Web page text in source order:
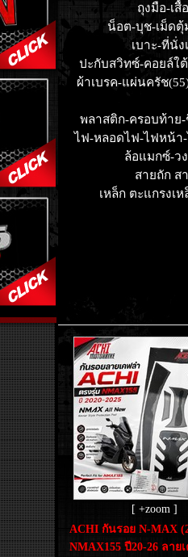
ถุงมือ-เสื้
น็อต-บุช-เม็ดตุ้
เบาะ-ที่นั่ง
ปะกับสวิทซ์-คอยล์ใต้
ผ้าเบรค-แผ่นครัช
พลาสติก-ครอบท้าย
ไฟ-หลอดไฟ-ไฟหน้า-
ล้อแมกซ์-ว
สายถัก ส
เหล็ก ตะแกรงเห
[ +zoom ]
ACHI กันรอย N-MAX
NMAX155 ปี20-26 ลาย